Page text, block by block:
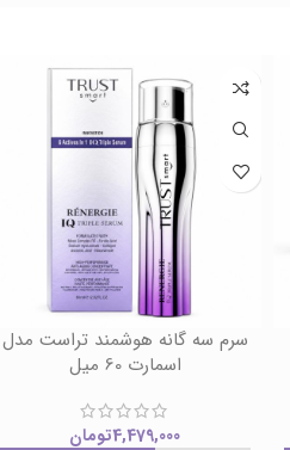
سرم سه گانه هوشمند تراست مدل
اسمارت 60 میل
4,479,000تومان